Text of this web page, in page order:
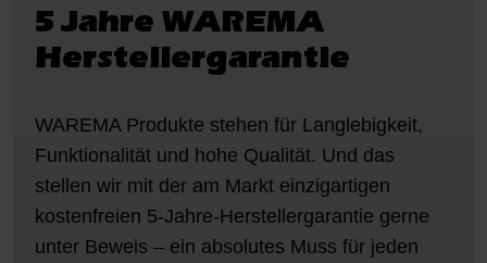
5 Jahre WAREMA
Herstellergarantie
WAREMA Produkte stehen für Langlebigkeit,
Funktionalität und hohe Qualität. Und das
stellen wir mit der am Markt einzigartigen
kostenfreien 5-Jahre-Herstellergarantie gerne
unter Beweis – ein absolutes Muss für jeden